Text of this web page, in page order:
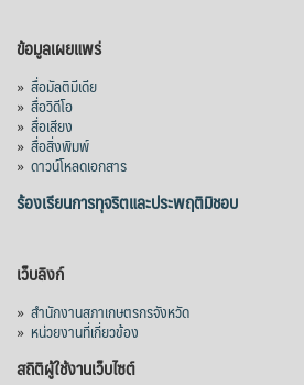
ข้อมูลเผยแพร่
» สื่อมัลติมีเดีย
» สื่อวิดีโอ
» สื่อเสียง
» สื่อสิ่งพิมพ์
» ดาวน์โหลดเอกสาร
ร้องเรียนการทุจริตและประพฤติมิชอบ
เว็บลิงก์
» สำนักงานสภาเกษตรกรจังหวัด
» หน่วยงานที่เกี่ยวข้อง
สถิติผู้ใช้งานเว็บไซต์